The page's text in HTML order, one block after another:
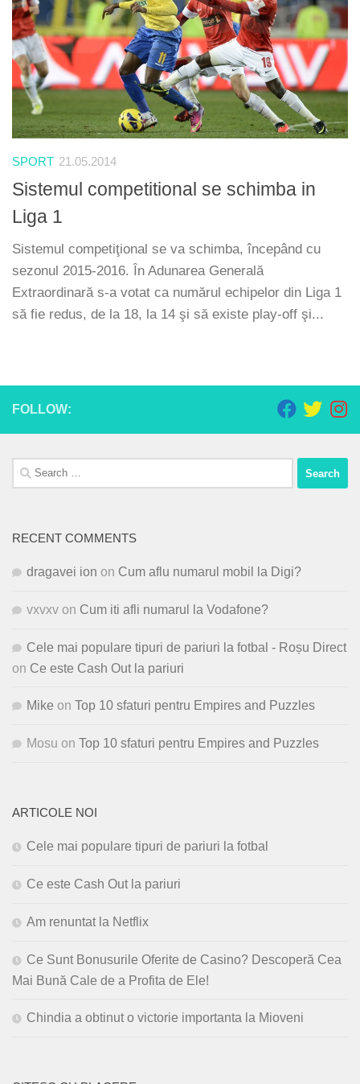
SPORT 21.05.2014
Sistemul competitional se schimba in
Liga 1
Sistemul competiţional se va schimba, începând cu
sezonul 2015-2016. În Adunarea Generală
Extraordinară s-a votat ca numărul echipelor din Liga 1
să fie redus, de la 18, la 14 şi să existe play-off şi...
FOLLOW:
Search
for:
RECENT COMMENTS
dragavei ion on Cum aflu numarul mobil la Digi?
vxvxv on Cum iti afli numarul la Vodafone?
Cele mai populare tipuri de pariuri la fotbal - Roșu Direct
on Ce este Cash Out la pariuri
Mike on Top 10 sfaturi pentru Empires and Puzzles
Mosu on Top 10 sfaturi pentru Empires and Puzzles
ARTICOLE NOI
Cele mai populare tipuri de pariuri la fotbal
Ce este Cash Out la pariuri
Am renuntat la Netflix
Ce Sunt Bonusurile Oferite de Casino? Descoperă Cea
Mai Bună Cale de a Profita de Ele!
Chindia a obtinut o victorie importanta la Mioveni